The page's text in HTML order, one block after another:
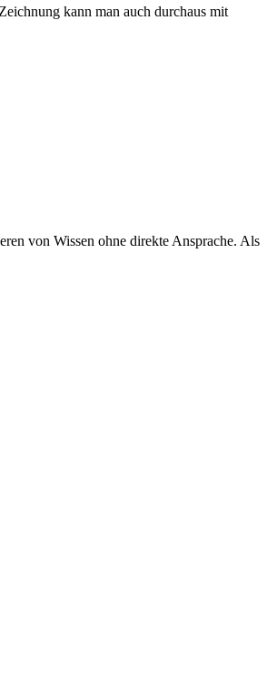
kann man auch durchaus mit
von Wissen ohne direkte Ansprache. Als